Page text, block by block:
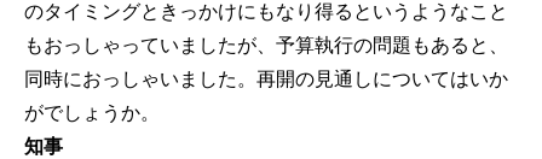
のタイミングときっかけにもなり得るというようなこと
もおっしゃっていましたが、予算執行の問題もあると、
同時におっしゃいました。再開の見通しについてはいか
がでしょうか。
知事